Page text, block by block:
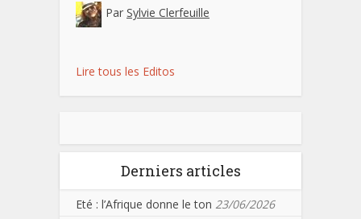
Par Sylvie Clerfeuille
Lire tous les Editos
Derniers articles
Eté : l’Afrique donne le ton 23/06/2026